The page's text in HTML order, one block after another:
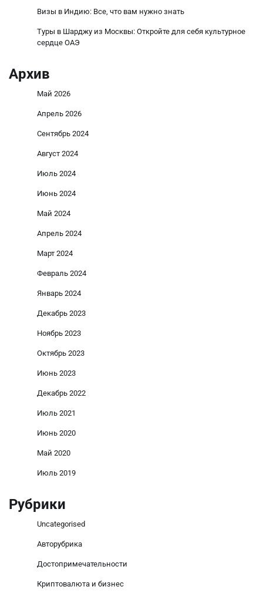
Визы в Индию: Все, что вам нужно знать
Туры в Шарджу из Москвы: Откройте для себя культурное
сердце ОАЭ
Архив
Май 2026
Апрель 2026
Сентябрь 2024
Август 2024
Июль 2024
Июнь 2024
Май 2024
Апрель 2024
Март 2024
Февраль 2024
Январь 2024
Декабрь 2023
Ноябрь 2023
Октябрь 2023
Июнь 2023
Декабрь 2022
Июль 2021
Июнь 2020
Май 2020
Июль 2019
Рубрики
Uncategorised
Авторубрика
Достопримечательности
Криптовалюта и бизнес